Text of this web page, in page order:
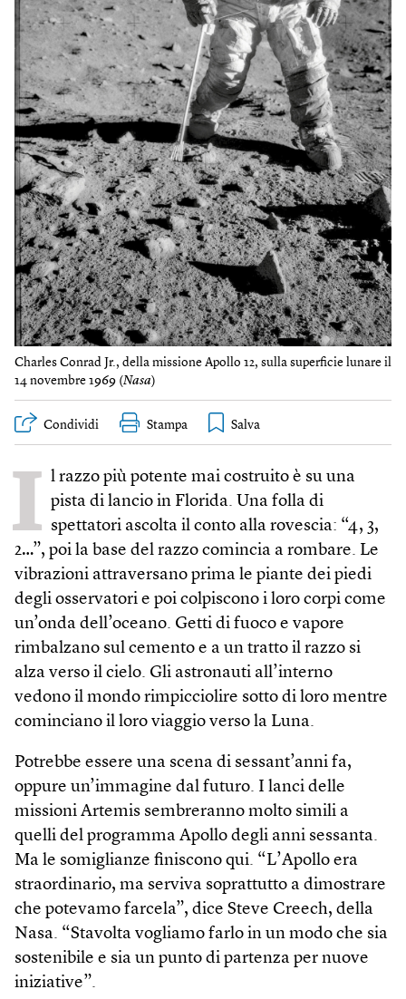
Charles Conrad Jr., della missione Apollo 12, sulla superficie lunare il
14 novembre 1969 (Nasa)
Condividi Stampa
I l razzo più potente mai costruito è su una
pista di lancio in Florida. Una folla di
spettatori ascolta il conto alla rovescia: “4, 3,
2…”, poi la base del razzo comincia a rombare. Le
vibrazioni attraversano prima le piante dei piedi
degli osservatori e poi colpiscono i loro corpi come
un’onda dell’oceano. Getti di fuoco e vapore
rimbalzano sul cemento e a un tratto il razzo si
alza verso il cielo. Gli astronauti all’interno
vedono il mondo rimpicciolire sotto di loro mentre
cominciano il loro viaggio verso la Luna.
Potrebbe essere una scena di sessant’anni fa,
oppure un’immagine dal futuro. I lanci delle
missioni Artemis sembreranno molto simili a
quelli del programma Apollo degli anni sessanta.
Ma le somiglianze finiscono qui. “L’Apollo era
straordinario, ma serviva soprattutto a dimostrare
che potevamo farcela”, dice Steve Creech, della
Nasa. “Stavolta vogliamo farlo in un modo che sia
sostenibile e sia un punto di partenza per nuove
iniziative”.